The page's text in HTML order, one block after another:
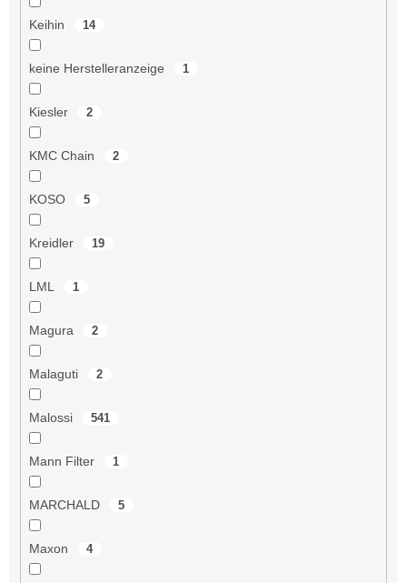
Keihin 14
keine Herstelleranzeige 1
Kiesler 2
KMC Chain 2
KOSO 5
Kreidler 19
LML 1
Magura 2
Malaguti 2
Malossi 541
Mann Filter 1
MARCHALD 5
Maxon 4